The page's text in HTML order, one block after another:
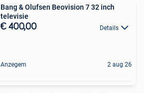
Bang & Olufsen Beovision 7 32 inch
televisie
€ 400,00 Details
Anzegem 2 aug 26